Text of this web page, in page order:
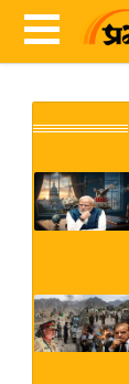
News
Hindi
Live
ख
ब
र
अंतर्राष्ट्रीय
बिज़नेस